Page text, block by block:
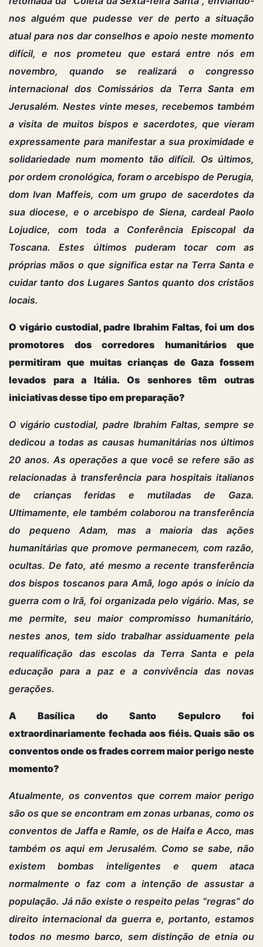
nos alguém que pudesse ver de perto a situação
atual para nos dar conselhos e apoio neste momento
difícil, e nos prometeu que estará entre nós em
novembro, quando se realizará o congresso
internacional dos Comissários da Terra Santa em
Jerusalém. Nestes vinte meses, recebemos também
a visita de muitos bispos e sacerdotes, que vieram
expressamente para manifestar a sua proximidade e
solidariedade num momento tão difícil. Os últimos,
por ordem cronológica, foram o arcebispo de Perugia,
dom Ivan Maffeis, com um grupo de sacerdotes da
sua diocese, e o arcebispo de Siena, cardeal Paolo
Lojudice, com toda a Conferência Episcopal da
Toscana. Estes últimos puderam tocar com as
próprias mãos o que significa estar na Terra Santa e
cuidar tanto dos Lugares Santos quanto dos cristãos
locais.
O vigário custodial, padre Ibrahim Faltas, foi um dos
promotores dos corredores humanitários que
permitiram que muitas crianças de Gaza fossem
levados para a Itália. Os senhores têm outras
iniciativas desse tipo em preparação?
O vigário custodial, padre Ibrahim Faltas, sempre se
dedicou a todas as causas humanitárias nos últimos
20 anos. As operações a que você se refere são as
relacionadas à transferência para hospitais italianos
de crianças feridas e mutiladas de Gaza.
Ultimamente, ele também colaborou na transferência
do pequeno Adam, mas a maioria das ações
humanitárias que promove permanecem, com razão,
ocultas. De fato, até mesmo a recente transferência
dos bispos toscanos para Amã, logo após o início da
guerra com o Irã, foi organizada pelo vigário. Mas, se
me permite, seu maior compromisso humanitário,
nestes anos, tem sido trabalhar assiduamente pela
requalificação das escolas da Terra Santa e pela
educação para a paz e a convivência das novas
gerações.
A Basílica do Santo Sepulcro foi
extraordinariamente fechada aos fiéis. Quais são os
conventos onde os frades correm maior perigo neste
momento?
Atualmente, os conventos que correm maior perigo
são os que se encontram em zonas urbanas, como os
conventos de Jaffa e Ramle, os de Haifa e Acco, mas
também os aqui em Jerusalém. Como se sabe, não
existem bombas inteligentes e quem ataca
normalmente o faz com a intenção de assustar a
população. Já não existe o respeito pelas “regras” do
direito internacional da guerra e, portanto, estamos
todos no mesmo barco, sem distinção de etnia ou